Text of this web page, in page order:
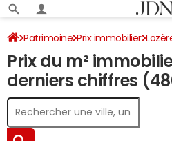
Patrimoine Prix immobilier
Prix du m²
derniers chiffres